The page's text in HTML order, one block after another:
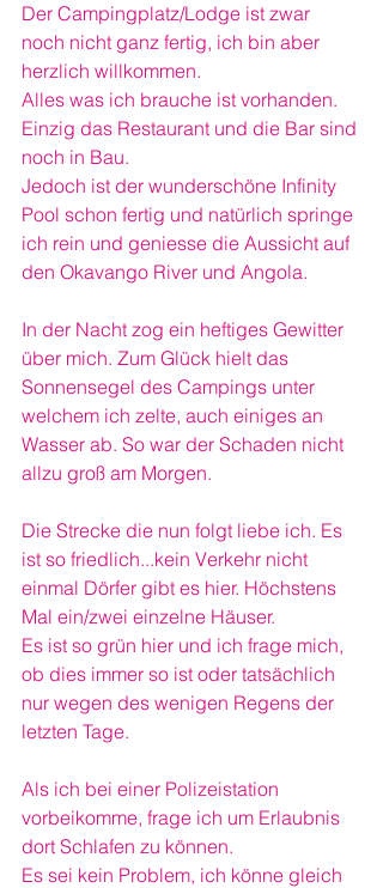
Der Campingplatz/Lodge ist zwar
noch nicht ganz fertig, ich bin aber
herzlich willkommen.
Alles was ich brauche ist vorhanden.
Einzig das Restaurant und die Bar sind
noch in Bau.
Jedoch ist der wunderschöne Infinity
Pool schon fertig und natürlich springe
ich rein und geniesse die Aussicht auf
den Okavango River und Angola.
In der Nacht zog ein heftiges Gewitter
über mich. Zum Glück hielt das
Sonnensegel des Campings unter
welchem ich zelte, auch einiges an
Wasser ab. So war der Schaden nicht
allzu groß am Morgen.
Die Strecke die nun folgt liebe ich. Es
ist so friedlich...kein Verkehr nicht
einmal Dörfer gibt es hier. Höchstens
Mal ein/zwei einzelne Häuser.
Es ist so grün hier und ich frage mich,
ob dies immer so ist oder tatsächlich
nur wegen des wenigen Regens der
letzten Tage.
Als ich bei einer Polizeistation
vorbeikomme, frage ich um Erlaubnis
dort Schlafen zu können.
Es sei kein Problem, ich könne gleich